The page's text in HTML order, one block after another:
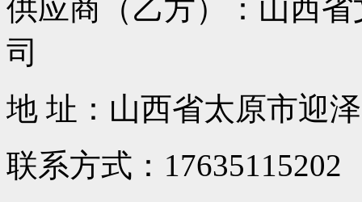
供应商（乙方）：山西
司
地 址：山西省太原市迎
联系方式：17635115202